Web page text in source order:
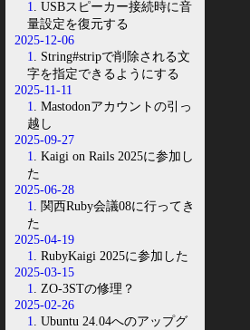
1
. USBスピーカー接続時に音
量設定を復元する
2025-12-06
1
. String#stripで削除される文
字を指定できるようにする
2025-11-11
1
. Mastodonアカウントの引っ
越し
2025-09-27
1
. Kaigi on Rails 2025に参加し
た
2025-06-28
1
. 関西Ruby会議08に行ってき
た
2025-04-19
1
. RubyKaigi 2025に参加した
2025-03-15
1
. ZO-3STの修理？
2025-02-26
1
. Ubuntu 24.04へのアップグ